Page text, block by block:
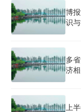
博
识
多
济
上